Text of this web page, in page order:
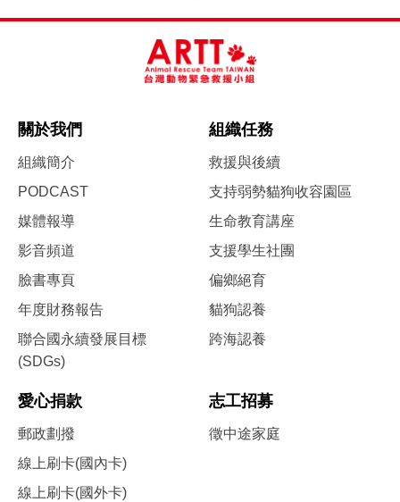
關於我們
組織簡介
PODCAST
媒體報導
影音頻道
臉書專頁
年度財務報告
聯合國永續發展目標
(SDGs)
組織任務
救援與後續
支持弱勢貓狗收容園區
生命教育講座
支援學生社團
偏鄉絕育
貓狗認養
跨海認養
愛心捐款
郵政劃撥
線上刷卡(國內卡)
線上刷卡(國外卡)
志工招募
徵中途家庭